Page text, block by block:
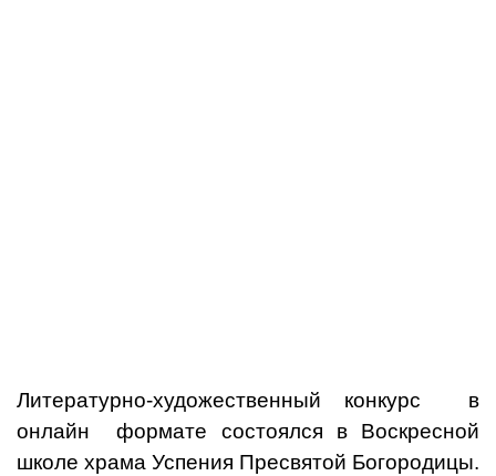
Литературно-художественный конкурс в
онлайн формате состоялся в Воскресной
школе храма Успения Пресвятой Богородицы.